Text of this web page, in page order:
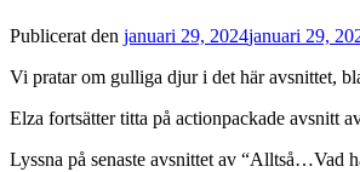
Publicerat den januari 29, 2024januari 29,
Vi pratar om gulliga djur i det här avsnittet,
Elza fortsätter titta på actionpackade avsnitt
Lyssna på senaste avsnittet av “Alltså…Vad